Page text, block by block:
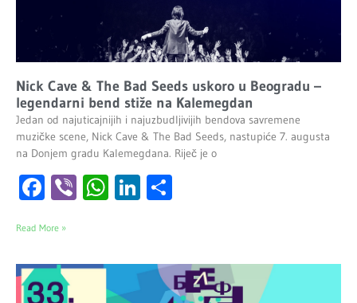
Nick Cave & The Bad Seeds uskoro u Beogradu –
legendarni bend stiže na Kalemegdan
Jedan od najuticajnijih i najuzbudljivijih bendova savremene
muzičke scene, Nick Cave & The Bad Seeds, nastupiće 7. augusta
na Donjem gradu Kalemegdana. Riječ je o
Facebook
ViberWhatsApp
LinkedIn
Read More »